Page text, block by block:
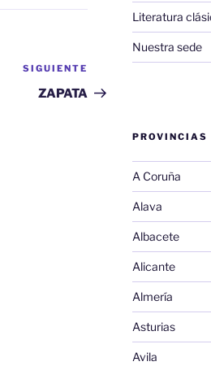
entrada
SIGUIENTE
ZAPATA
Literatura
Nuestra sede
PROVINCIAS
A Coruña
Alava
Albacete
Alicante
Almería
Asturias
Avila